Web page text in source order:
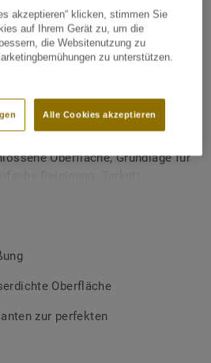
Schweißschnüre
für PVC-Böden
BLUE GREY
zur thermischen Verschweißung
Oberfläche, Grundlage für
in den Varianten Uni und
Durch die Verwendung
sich auch besondere
Oberfläche
zur perfekten
akzeptieren“ klicken, stimmen Sie
auf Ihrem Gerät zu, um die
die Websitenutzung zu
zu unterstützen.
Alle Cookies akzeptieren